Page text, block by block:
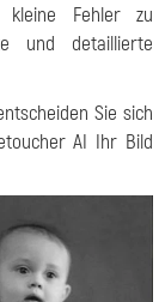
kleine Fehler zu
und detaillierte
Sie sich
AI Ihr Bild